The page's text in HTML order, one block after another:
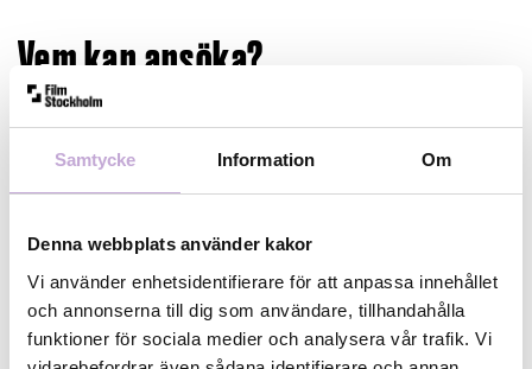
Samtycke Information Om
Denna webbplats använder kakor
Vi använder enhetsidentifierare för att anpassa innehållet
och annonserna till dig som användare, tillhandahålla
funktioner för sociala medier och analysera vår trafik. Vi
Vem kan ansöka?
Du kanske har gjort en kortfilm eller flera, eller
och berättande, men du behöver inte ha gjort film
alls tidigare. Ditt kortfilmsprojekt kan vara fiktion
verksam i Stockholms län. Det går att söka ensam
eller tillsammans med ditt team.